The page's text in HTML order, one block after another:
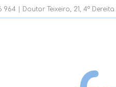
964 | Doutor Teixeiro, 21, 4º Dereita.